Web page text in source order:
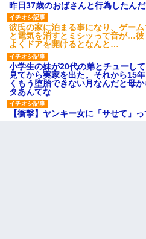
昨日37歳のおばさんと行為したん
彼氏の家に泊まる事になり、ゲー
と電気を消すとミシッって音が…
よくドアを開けるとなんと…
小学生の妹が20代の弟とチューし
見てから実家を出た。それから15
くもう堕胎できない月なんだと母
タあんてな
【衝撃】ヤンキー女に「サせて」